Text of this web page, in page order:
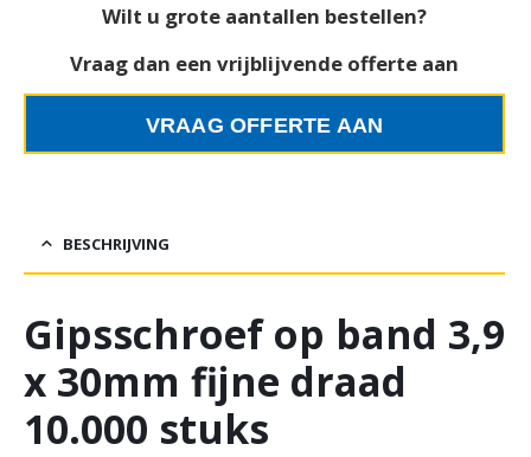
Wilt u grote aantallen bestellen?
Vraag dan een vrijblijvende offerte aan
VRAAG OFFERTE AAN
BESCHRIJVING
Gipsschroef op band 3,9
x 30mm fijne draad
10.000 stuks